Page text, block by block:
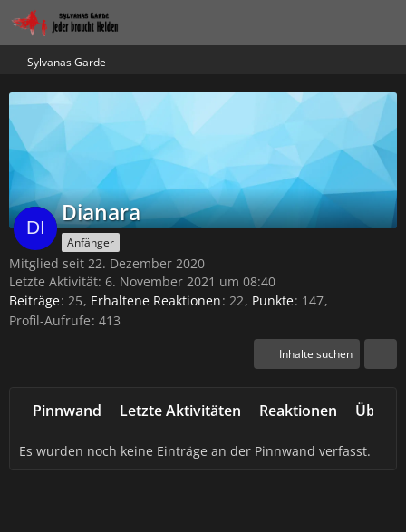
Sylvanas Garde
Dianara
Anfänger
Mitglied seit 22. Dezember 2020
Letzte Aktivität: 6. November 2021 um 08:40
Beiträge 25 Erhaltene Reaktionen 22 Punkte 147
Profil-Aufrufe 413
Inhalte suchen
Pinnwand Letzte Aktivitäten Reaktionen Über
Es wurden noch keine Einträge an der Pinnwand verfasst.